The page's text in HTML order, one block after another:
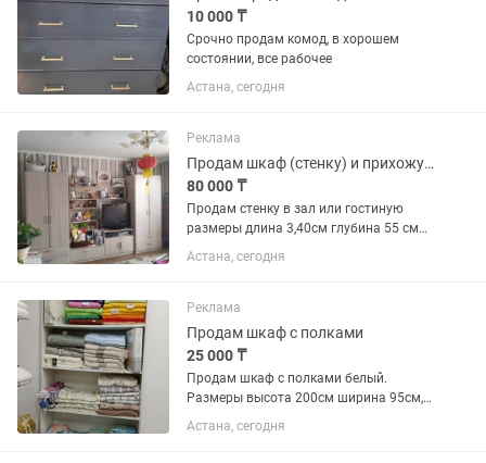
10 000 ₸
Срочно продам комод, в хорошем
состоянии, все рабочее
Астана, сегодня
Реклама
Продам шкаф (стенку) и прихожую
80 000 ₸
Продам стенку в зал или гостиную
размеры длина 3,40см глубина 55 см
(два шкафа по 85см и серединка 1,7см),
прихожая цельная 1,4 см глубина 40см,
состоянии. Самовывоз. Если...
Астана, сегодня
Реклама
Продам шкаф с полками
25 000 ₸
Продам шкаф с полками белый.
Размеры высота 200см ширина 95см,
глубина 30см. В хорошем состоянии
Астана, сегодня